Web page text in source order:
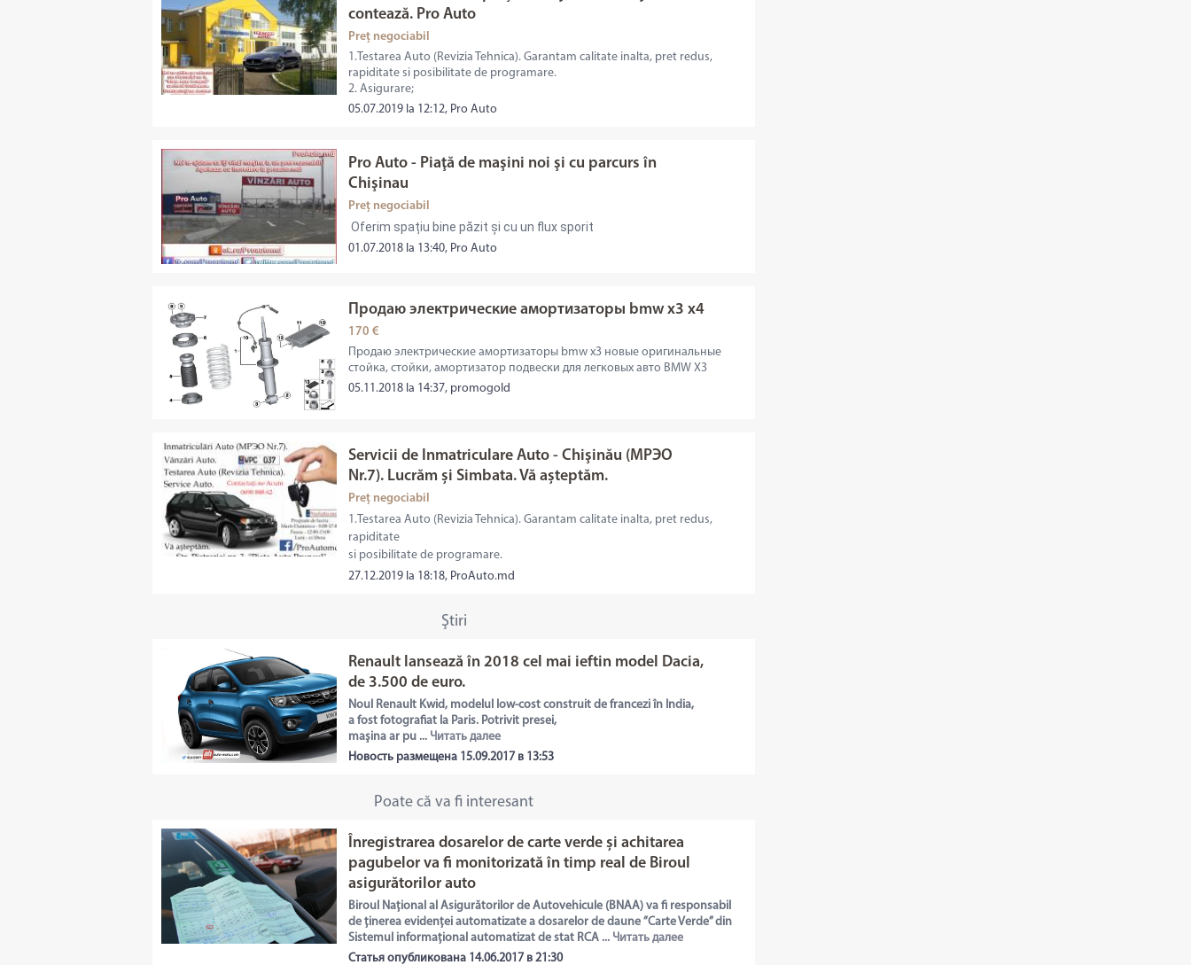
contează. Pro Auto
Preț negociabil
1.Testarea Auto (Revizia Tehnica). Garantam calitate inalta, pret redus,
rapiditate si posibilitate de programare.
2. Asigurare;
05.07.2019 la 12:12, Pro Auto
Pro Auto - Piaţă de maşini noi şi cu parcurs în
Chişinau
Preț negociabil
Oferim spațiu bine păzit și cu un flux sporit
01.07.2018 la 13:40, Pro Auto
Продаю электрические амортизаторы bmw x3 x4
170 €
Продаю электрические амортизаторы bmw x3 новые оригинальные
стойка, стойки, амортизатор подвески для легковых авто BMW X3
05.11.2018 la 14:37, promogold
Servicii de Inmatriculare Auto - Chişinău (МРЭО
Nr.7). Lucrăm și Simbata. Vă așteptăm.
Preț negociabil
1.Testarea Auto (Revizia Tehnica). Garantam calitate inalta, pret redus,
rapiditate
si posibilitate de programare.
27.12.2019 la 18:18, ProAuto.md
Ştiri
Renault lansează în 2018 cel mai ieftin model Dacia,
de 3.500 de euro.
Noul Renault Kwid, modelul low-cost construit de francezi în India,
a fost fotografiat la Paris. Potrivit presei,
maşina ar pu ... Читать далее
Новость размещена 15.09.2017 в 13:53
Poate că va fi interesant
Înregistrarea dosarelor de carte verde și achitarea
pagubelor va fi monitorizată în timp real de Biroul
asigurătorilor auto
Biroul Național al Asigurătorilor de Autovehicule (BNAA) va fi responsabil
de ținerea evidenței automatizate a dosarelor de daune ”Carte Verde” din
Sistemul informațional automatizat de stat RCA ... Читать далее
Статья опубликована 14.06.2017 в 21:30